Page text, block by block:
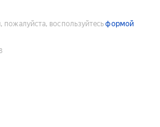
воспользуйтесьформой